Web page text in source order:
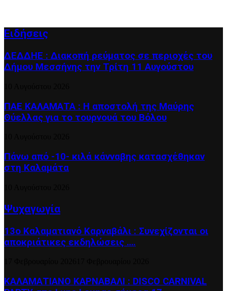
Ειδήσεις
ΔΕΔΔΗΕ : Διακοπή ρεύματος σε περιοχές του
Δήμου Μεσσήνης την Τρίτη 11 Αυγούστου
ΠΑΕ ΚΑΛΑΜΑΤΑ : Η αποστολή της Μαύρης
Θύελλας για το τουρνουά του Βόλου
Πάνω από -10- κιλά κάνναβης κατασχέθηκαν
στη Καλαμάτα
Ψυχαγωγία
13ο Καλαματιανό Καρναβάλι : Συνεχίζονται οι
αποκριάτικες εκδηλώσεις ….
ΚΑΛΑΜΑΤΙΑΝΟ ΚΑΡΝΑΒΑΛΙ : DISCO CARNIVAL